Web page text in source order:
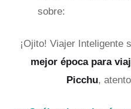
sobre:
¡Ojito! Viajer Inteligente
mejor época para
Picchu,